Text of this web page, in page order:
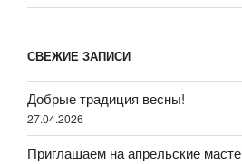
СВЕЖИЕ ЗАПИСИ
Добрые традиция весны!
27.04.2026
Приглашаем на апрельские